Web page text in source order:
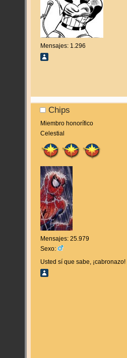
Mensajes: 1.296
Chips
Miembro honorífico
Celestial
Mensajes: 25.979
Sexo:
Usted sí que sabe, ¡cabronazo!